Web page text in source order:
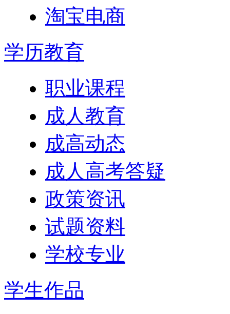
淘宝电商
学历教育
职业课程
成人教育
成高动态
成人高考答疑
政策资讯
试题资料
学校专业
学生作品